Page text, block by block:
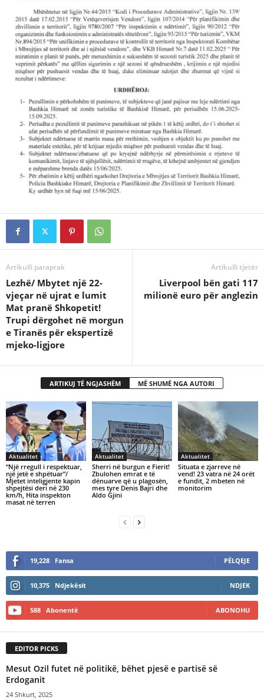
Artikulli paraprak
Lezhë/ Mbytet një 22-
vjeçar në ujrat e lumit
Mat pranë Shkopetit!
Trupi dërgohet në morgun
e Tiranës për ekspertizë
mjeko-ligjore
Artikulli tjetër
Liverpool bën gati 117
milionë euro për anglezin
ARTIKUJ TË NGJASHËM MË SHUMË NGA AUTORI
Aktualitet
“Një rregull i respektuar,
një jetë e shpëtuar”/
Mjetet inteligjente kapin
shpejtësi deri në 230
km/h, Hita inspekton
masat në terren
Aktualitet
Sherri në burgun e Fierit!
Zbulohen emrat e të
dënuarve që u plagosën,
mes tyre Denis Bajri dhe
Aldo Gjini
Aktualitet
Situata e zjarreve në
vend! 23 vatra në 24 orët
e fundit, 2 mbeten në
monitorim
19,228 Fansa PËLQEJE
10,375 Ndjekësit NDJEK
588 Abonentë ABONOHU
EDITOR PICKS
Mesut Ozil futet në politikë, bëhet pjesë e partisë së
Erdoganit
24 Shkurt, 2025